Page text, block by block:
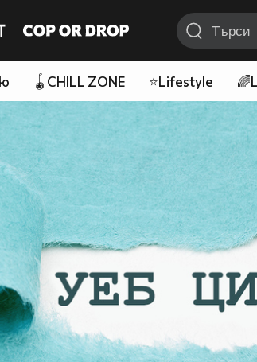
🪀CHILL ZONE ⭐Lifestyle